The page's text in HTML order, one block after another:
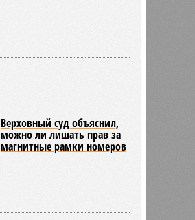
Верховный суд объяснил,
можно ли лишать прав за
магнитные рамки номеров